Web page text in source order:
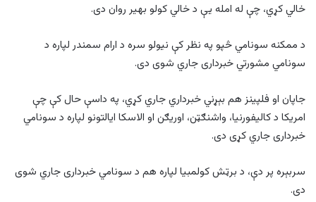
خالي کړي، چې له امله يې د خالي کولو بهير روان دی.
د ممکنه سونامي څپو په نظر کې نيولو سره د ارام سمندر لپاره د
سونامي مشورتي خبرداری جاري شوی دی.
جاپان او فلپينز هم بېړني خبرداري جاري کړي، په داسې حال کې چې
امريکا د کاليفورنيا، واشنګټن، اوريګن او الاسکا ايالتونو لپاره د سونامي
خبرداری جاري کړی دی.
سربېره پر دې، د برټش کولمبيا لپاره هم د سونامي خبرداری جاري شوی
دی.